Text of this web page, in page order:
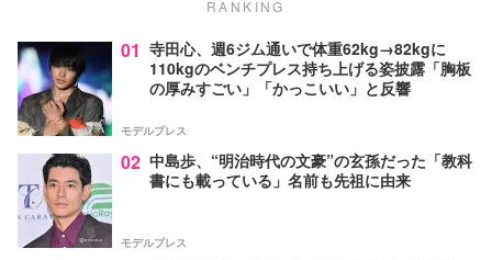
RANKING
01 寺田心、週6ジム通いで体重62kg→82kgに
110kgのベンチプレス持ち上げる姿披露「胸板
の厚みすごい」「かっこいい」と反響
モデルプレス
02 中島歩、“明治時代の文豪”の玄孫だった「教科
書にも載っている」名前も先祖に由来
モデルプレス